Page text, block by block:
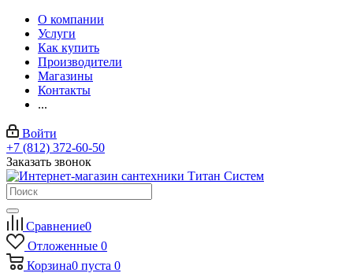
О компании
Услуги
Как купить
Производители
Магазины
Контакты
...
Войти
+7 (812) 372-60-50
Заказать звонок
Сравнение0
Отложенные 0
Корзина0 пуста 0